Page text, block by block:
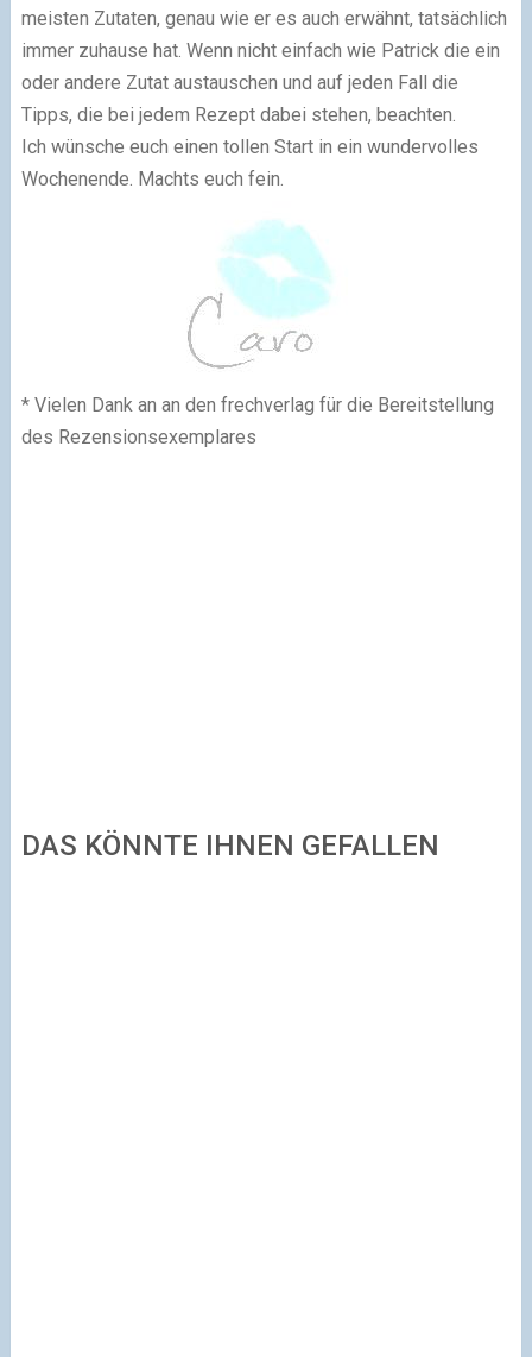
meisten Zutaten, genau wie er es auch erwähnt, tatsächlich
immerzuhause hat. Wenn nicht einfach wie Patrick die ein
oder andere Zutat austauschen und auf jeden Fall die
Tipps, die bei jedem Rezept dabei stehen, beachten.
Ich wünsche euch einen tollen Start in ein wundervolles
Wochenende. Machts euch fein.
* Vielen Dank an an den frechverlag für die Bereitstellung
des Rezensionsexemplares
DAS KÖNNTE IHNEN GEFALLEN